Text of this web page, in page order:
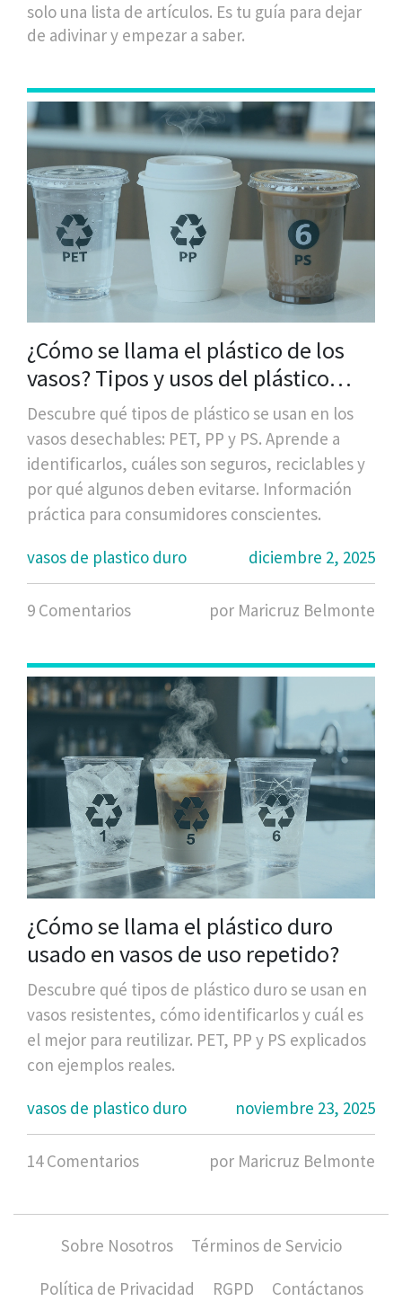
solo una lista de artículos. Es tu guía para dejar
de adivinar y empezar a saber.
¿Cómo se llama el plástico de los
vasos? Tipos y usos del plástico
duro en vasos desechables
Descubre qué tipos de plástico se usan en los
vasos desechables: PET, PP y PS. Aprende a
identificarlos, cuáles son seguros, reciclables y
por qué algunos deben evitarse. Información
práctica para consumidores conscientes.
vasos de plastico duro
diciembre 2, 2025
9 Comentarios por Maricruz Belmonte
¿Cómo se llama el plástico duro
usado en vasos de uso repetido?
Descubre qué tipos de plástico duro se usan en
vasos resistentes, cómo identificarlos y cuál es
el mejor para reutilizar. PET, PP y PS explicados
con ejemplos reales.
vasos de plastico duro
noviembre 23, 2025
14 Comentarios por Maricruz Belmonte
Sobre Nosotros
Términos de Servicio
Política de Privacidad
RGPD Contáctanos